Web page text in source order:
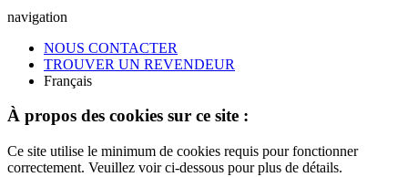
navigation
NOUS CONTACTER
TROUVER UN REVENDEUR
Français
À propos des cookies sur ce site :
Ce site utilise le minimum de cookies requis pour fonctionner
correctement. Veuillez voir ci-dessous pour plus de détails.